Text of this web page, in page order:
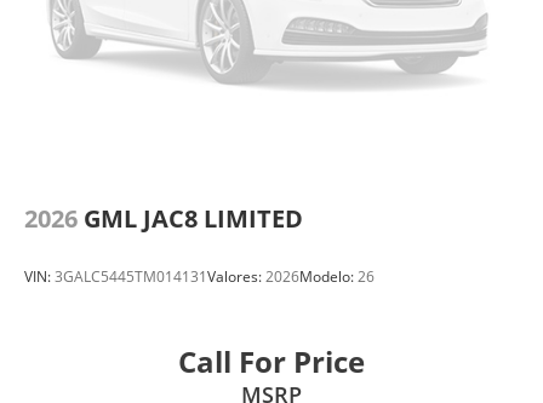
2026 GML JAC8 LIMITED
VIN:3GALC5445TM014131Valores:2026Modelo:26
Call For Price
MSRP